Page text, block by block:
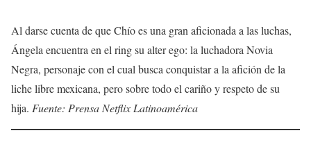
Al darse cuenta de que Chío es una gran aficionada a las luchas,
Ángela encuentra en el ring su alter ego: la luchadora Novia
Negra, personaje con el cual busca conquistar a la afición de la
liche libre mexicana, pero sobre todo el cariño y respeto de su
hija. Fuente: Prensa Netflix Latinoamérica